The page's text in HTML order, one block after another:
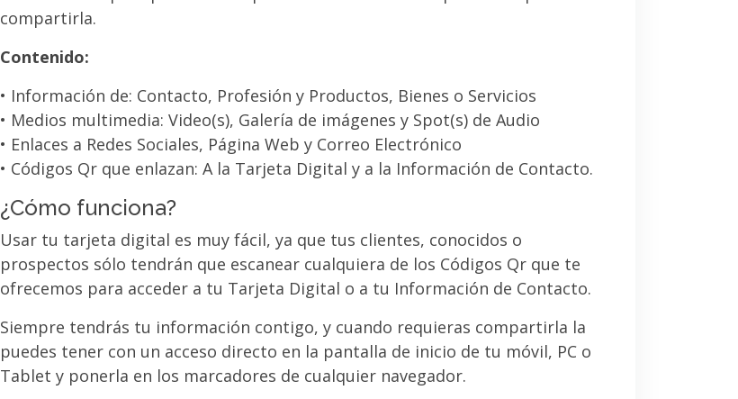
compartirla.
Contenido:
• Información de: Contacto, Profesión y Productos, Bienes o Servicios
• Medios multimedia: Video(s), Galería de imágenes y Spot(s) de Audio
• Enlaces a Redes Sociales, Página Web y Correo Electrónico
• Códigos Qr que enlazan: A la Tarjeta Digital y a la Información de Contacto.
¿Cómo funciona?
Usar tu tarjeta digital es muy fácil, ya que tus clientes, conocidos o
prospectos sólo tendrán que escanear cualquiera de los Códigos Qr que te
ofrecemos para acceder a tu Tarjeta Digital o a tu Información de Contacto.
Siempre tendrás tu información contigo, y cuando requieras compartirla la
puedes tener con un acceso directo en la pantalla de inicio de tu móvil, PC o
Tablet y ponerla en los marcadores de cualquier navegador.